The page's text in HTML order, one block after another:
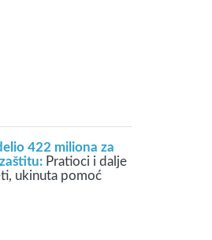
422 miliona za
Pratioci i dalje
ukinuta pomoć